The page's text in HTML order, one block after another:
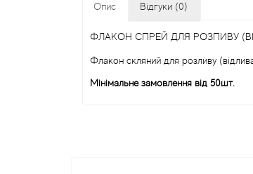
Опис Відгуки (0)
ФЛАКОН СПРЕЙ ДЛЯ РОЗПИВУ
Флакон скляний для розливу
Мінімальне замовлення від 50шт.